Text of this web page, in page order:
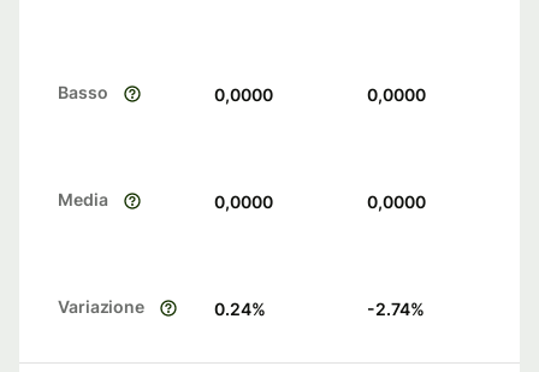
Basso 0,0000 0,0000
Media 0,0000 0,0000
Variazione 0.24% -2.74%